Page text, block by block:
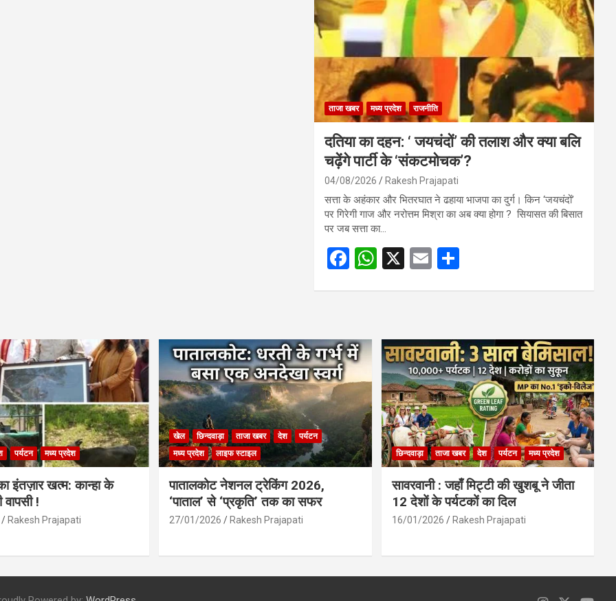
o
k
p
p
ताजा खबर मध्य प्रदेश राजनीति
दतिया का दहन: ‘ जयचंदों’ की तलाश और क्या बलि
चढ़ेंगे पार्टी के ‘संकटमोचक’?
04/08/2026 Rakesh Prajapati
सत्ता के अहंकार और भितरघात ने ढहाया भाजपा का दुर्ग। किन ‘जयचंदों’
पर गिरेगी गाज और नरोत्तम मिश्रा का अब क्या होगा ? सियासत की बिसात
पर जब सत्ता का…
F
o
o
k
W
A
p
p
X
E
पर्यटन मध्य प्रदेश
इंतज़ार खत्म: कान्हा के
वापसी !
Rakesh Prajapati
खेल छिन्दवाड़ा ताजा खबर देश
पर्यटन
मध्य प्रदेश
लाइफ स्टाइल
पातालकोट नेशनल ट्रेकिंग 2026,
‘पाताल’ से ‘प्रकृति’ तक का सफर
27/01/2026 Rakesh Prajapati
छिन्दवाड़ा ताजा खबर देश पर्यटन मध्य प्रदेश
सावरवानी : जहाँ मिट्टी की खुशबू ने जीता
12 देशों के पर्यटकों का दिल
16/01/2026 Rakesh Prajapati